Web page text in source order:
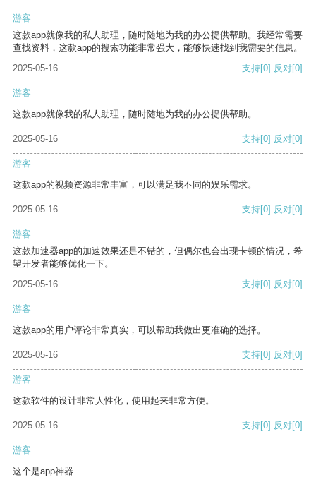
游客
这款app就像我的私人助理，随时随地为我的办公提供帮助。我经常需要
查找资料，这款app的搜索功能非常强大，能够快速找到我需要的信息。
2025-05-16
支持[0] 反对[0]
游客
这款app就像我的私人助理，随时随地为我的办公提供帮助。
2025-05-16 支持[0] 反对[0]
游客
这款app的视频资源非常丰富，可以满足我不同的娱乐需求。
2025-05-16 支持[0] 反对[0]
游客
这款加速器app的加速效果还是不错的，但偶尔也会出现卡顿的情况，希
望开发者能够优化一下。
2025-05-16
支持[0] 反对[0]
游客
这款app的用户评论非常真实，可以帮助我做出更准确的选择。
2025-05-16 支持[0] 反对[0]
游客
这款软件的设计非常人性化，使用起来非常方便。
2025-05-16 支持[0] 反对[0]
游客
这个是app神器